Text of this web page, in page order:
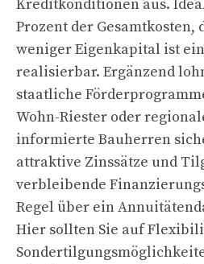
Kreditkonditionen aus.
Prozent der Gesamtkosten,
weniger Eigenkapital ist
realisierbar. Ergänzend
staatliche
Wohn-Riester oder
informierte Bauherren
attraktive Zinssätze und
verbleibende
Regel über ein
Hier sollten Sie auf